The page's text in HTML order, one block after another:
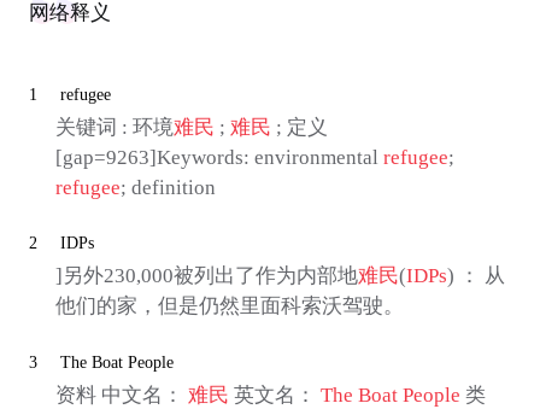
网络释义
1 refugee
关键词 : 环境难民 ; 难民 ; 定义
[gap=9263]Keywords: environmental refugee;
refugee; definition
2 IDPs
]另外230,000被列出了作为内部地难民(IDPs) ： 从
他们的家，但是仍然里面科索沃驾驶。
3 The Boat People
资料 中文名： 难民 英文名： The Boat People 类